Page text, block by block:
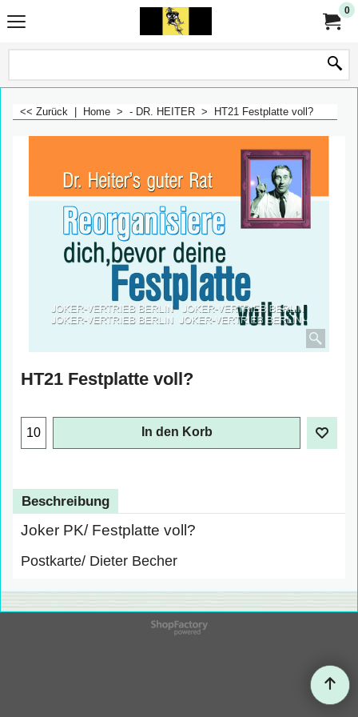
0
<< Zurück Home > - DR. HEITER > HT21 Festplatte voll?
HT21 Festplatte voll?
In den Korb
Beschreibung
Joker PK/ Festplatte voll?
Postkarte/ Dieter Becher
WebShop erstellt mit
ShopFactory Shop